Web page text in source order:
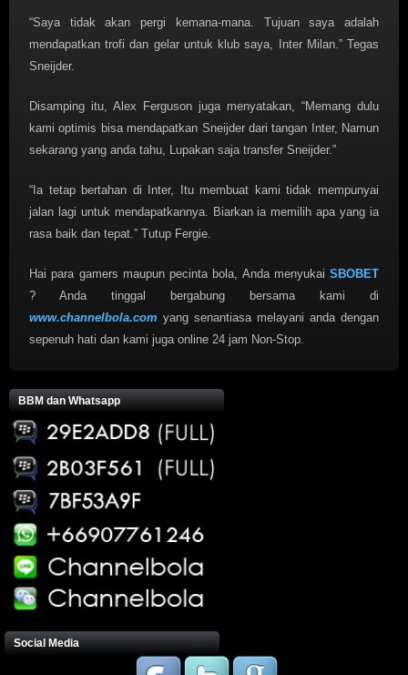
“Saya tidak akan pergi kemana-mana. Tujuan saya adalah
mendapatkan trofi dan gelar untuk klub saya, Inter Milan.” Tegas
Sneijder.
Disamping itu, Alex Ferguson juga menyatakan, “Memang dulu
kami optimis bisa mendapatkan Sneijder dari tangan Inter, Namun
sekarang yang anda tahu, Lupakan saja transfer Sneijder.”
“Ia tetap bertahan di Inter, Itu membuat kami tidak mempunyai
jalan lagi untuk mendapatkannya. Biarkan ia memilih apa yang ia
rasa baik dan tepat.” Tutup Fergie.
Hai para gamers maupun pecinta bola, Anda menyukai SBOBET
? Anda tinggal bergabung bersama kami di
www.channelbola.com yang senantiasa melayani anda dengan
sepenuh hati dan kami juga online 24 jam Non-Stop.
BBM dan Whatsapp
Social Media